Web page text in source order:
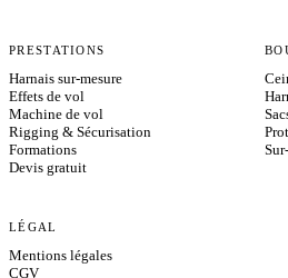
PRESTATIONS
Harnais sur-mesure
Effets de vol
Machine de vol
Rigging & Sécurisation
Formations
Devis gratuit
LÉGAL
Mentions légales
CGV